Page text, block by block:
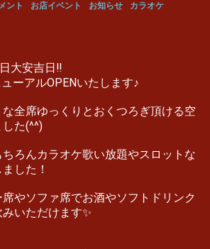
ント お店イベント お知らせ カラオケ
大安吉日‼︎
ーアルOPENいたします♪
全席ゆっくりとおくつろぎ頂ける空
た(^^)
ろんカラオケ歌い放題やスロットな
した！
やソファ席でお酒やソフトドリンク
いただけます✨